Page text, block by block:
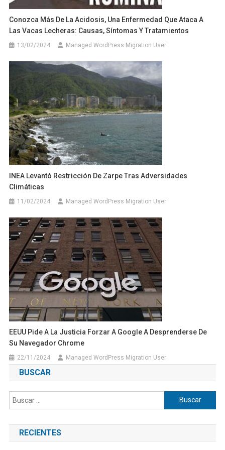
Conozca Más De La Acidosis, Una Enfermedad Que Ataca A
Las Vacas Lecheras: Causas, Síntomas Y Tratamientos
13/02/2024 Managed WordPress Migration User
INEA Levantó Restricción De Zarpe Tras Adversidades
Climáticas
11/02/2024 Managed WordPress Migration User
EEUU Pide A La Justicia Forzar A Google A Desprenderse De
Su Navegador Chrome
22/11/2024 Managed WordPress Migration User
BUSCAR
Buscar:
RECIENTES